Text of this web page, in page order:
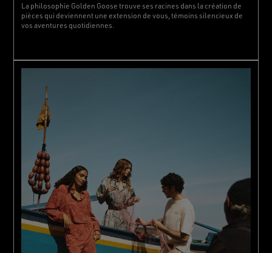
La philosophie Golden Goose trouve ses racines dans la création de
pièces qui deviennent une extension de vous, témoins silencieux de
vos aventures quotidiennes.